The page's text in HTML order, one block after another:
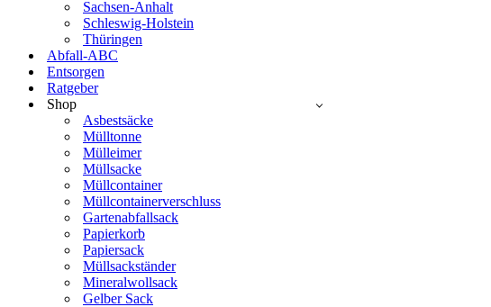
Sachsen-Anhalt
Schleswig-Holstein
Thüringen
Abfall-ABC
Entsorgen
Ratgeber
Shop
Asbestsäcke
Mülltonne
Mülleimer
Müllsacke
Müllcontainer
Müllcontainerverschluss
Gartenabfallsack
Papierkorb
Papiersack
Müllsackständer
Mineralwollsack
Gelber Sack